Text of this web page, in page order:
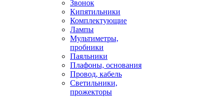
Звонок
Кипятильники
Комплектующие
Лампы
Мультиметры,
пробники
Паяльники
Плафоны, основания
Провод, кабель
Светильники,
прожекторы